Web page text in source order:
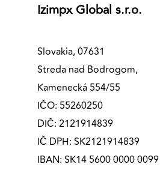
Izimpx Global s.r.o.
Slovakia, 07631
Streda nad Bodrogom,
Kamenecká 554/55
IČO: 55260250
DIČ: 2121914839
IČ DPH: SK2121914839
IBAN: SK14 5600 0000